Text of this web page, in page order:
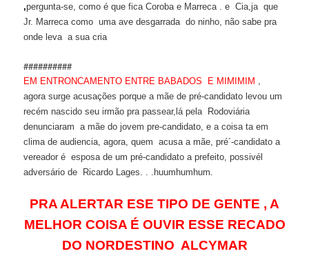
,pergunta-se, como é que fica Coroba e Marreca . e Cia,ja que
Jr. Marreca como uma ave desgarrada do ninho, não sabe pra
onde leva a sua cria
##########
EM ENTRONCAMENTO ENTRE BABADOS E MIMIMIM ,
agora surge acusações porque a mãe de pré-candidato levou um
recém nascido seu irmão pra passear,lá pela Rodoviária
denunciaram a mãe do jovem pre-candidato, e a coisa ta em
clima de audiencia, agora, quem acusa a mãe, pré´-candidato a
vereador é esposa de um pré-candidato a prefeito, possivél
adversário de Ricardo Lages. . .huumhumhum.
PRA ALERTAR ESE TIPO DE GENTE , A
MELHOR COISA É OUVIR ESSE RECADO
DO NORDESTINO ALCYMAR